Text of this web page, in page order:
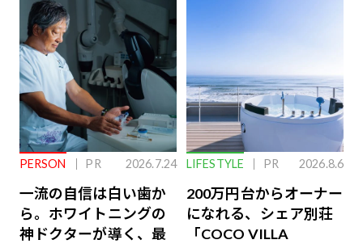
PERSON PR 2026.7.24
一流の自信は白い歯か
ら。ホワイトニングの
神ドクターが導く、最
LIFESTYLE PR 2026.8.6
200万円台からオーナー
になれる、シェア別荘
「COCO VILLA